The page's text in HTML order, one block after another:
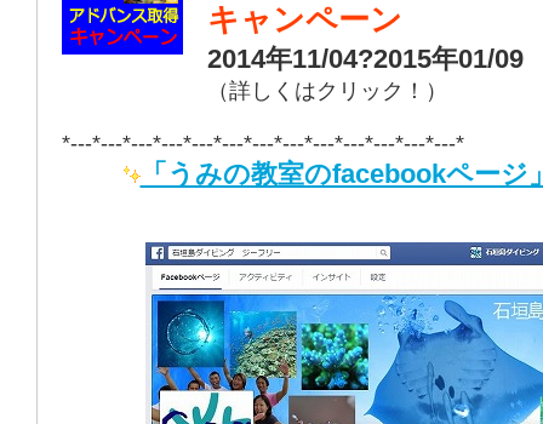
キャンペーン
2014年11/04?2015年01/09
（詳しくはクリック！）
*---*---*---*---*---*---*---*---*---*---*---*---*---*
「うみの教室のfacebookページ